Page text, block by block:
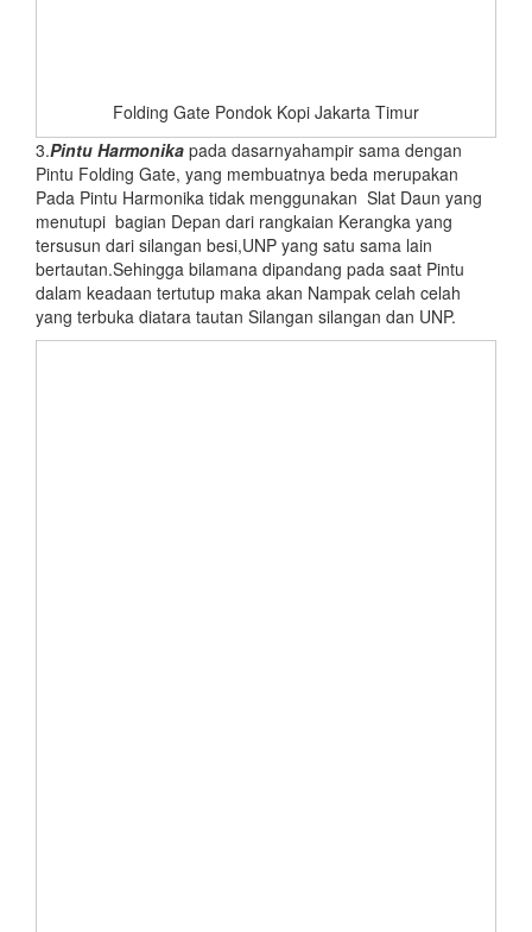
Folding Gate Pondok Kopi Jakarta Timur
3.Pintu Harmonika pada dasarnyahampir sama dengan
Pintu Folding Gate, yang membuatnya beda merupakan
Pada Pintu Harmonika tidak menggunakan Slat Daun yang
menutupi bagian Depan dari rangkaian Kerangka yang
tersusun dari silangan besi,UNP yang satu sama lain
bertautan.Sehingga bilamana dipandang pada saat Pintu
dalam keadaan tertutup maka akan Nampak celah celah
yang terbuka diatara tautan Silangan silangan dan UNP.